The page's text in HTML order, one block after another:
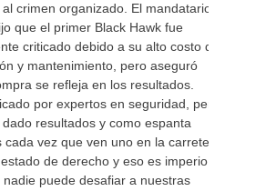
crimen organizado. El mandatario
que el primer Black Hawk fue
criticado debido a su alto costo de
y mantenimiento, pero aseguró
se refleja en los resultados.
por expertos en seguridad, pero
resultados y como espanta
cada vez que ven uno en la carretera
de derecho y eso es imperio
nadie puede desafiar a nuestras